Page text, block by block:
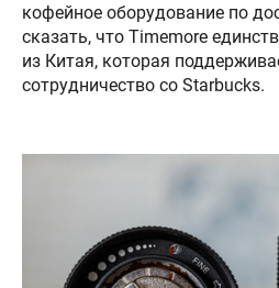
кофейное оборудование по
сказать, что Timemore
из Китая, которая
сотрудничество со Starbucks.